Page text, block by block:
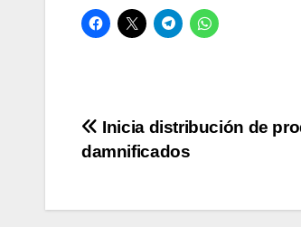
Navegación
entradas
Inicia distribución de
damnificados